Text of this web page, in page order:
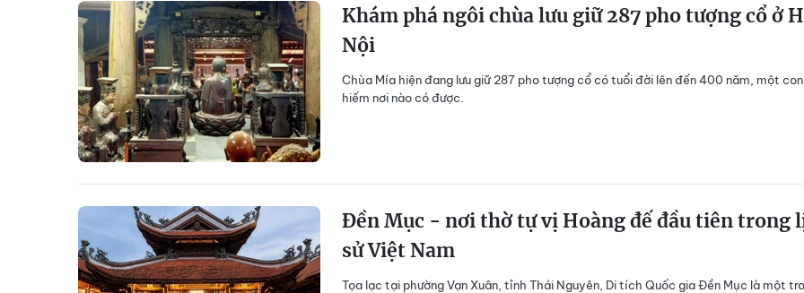
Khám phá ngôi chùa lưu giữ 287 pho tượng cổ ở
Nội
Chùa Mía hiện đang lưu giữ 287 pho tượng cổ có tuổi đời lên đến 400 năm, một
hiếm nơi nào có được.
Đền Mục - nơi thờ tự vị Hoàng đế đầu tiên trong
sử Việt Nam
Tọa lạc tại phường Vạn Xuân, tỉnh Thái Nguyên, Di tích Quốc gia Đền Mục là một